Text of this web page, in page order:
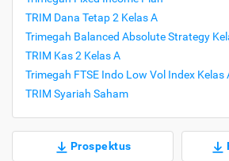
TRIM Dana Tetap 2 Kelas A
Trimegah Balanced Absolute Strategy
TRIM Kas 2 Kelas A
Trimegah FTSE Indo Low Vol Index Kelas
TRIM Syariah Saham
Prospektus